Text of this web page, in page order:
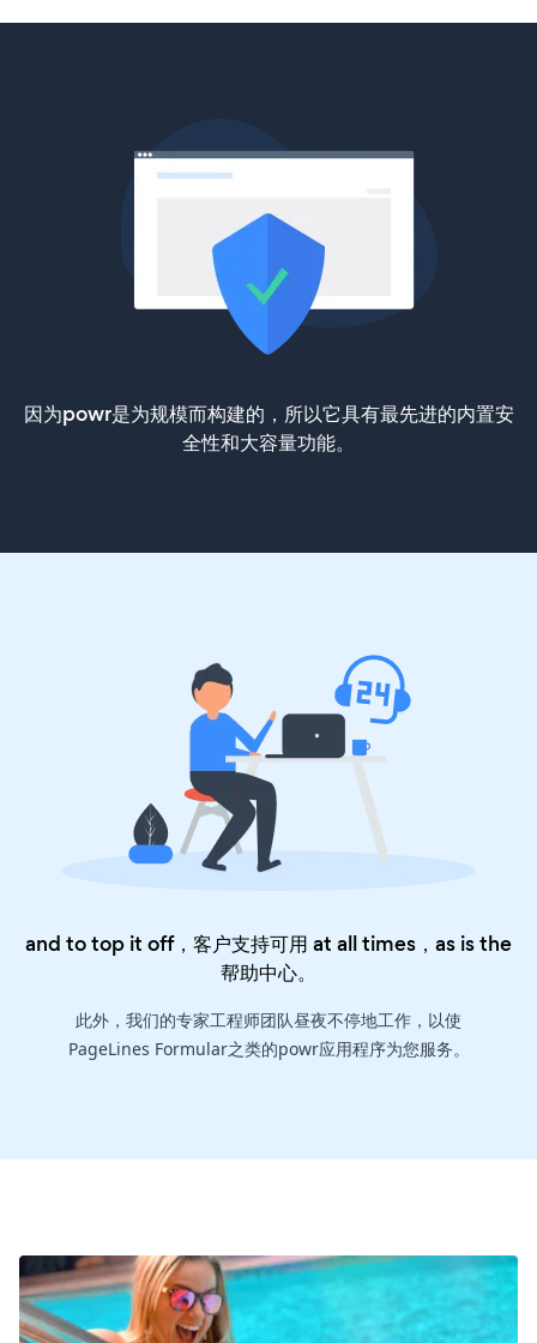
因为powr是为规模而构建的，所以它具有最先进的内置安
全性和大容量功能。
and to top it off，客户支持可用 at all times，as is the
帮助中心。
此外，我们的专家工程师团队昼夜不停地工作，以使
PageLines Formular之类的powr应用程序为您服务。